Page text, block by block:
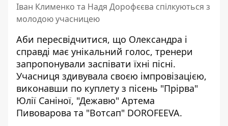
Іван Клименко та Надя Дорофєєва спілкуються з
молодою учасницею
Аби пересвідчитися, що Олександра і
справді має унікальний голос, тренери
запропонували заспівати їхні пісні.
Учасниця здивувала своєю імпровізацією,
виконавши по куплету з пісень "Прірва"
Юлії Саніної, "Дежавю" Артема
Пивоварова та "Вотсап" DOROFEEVA.